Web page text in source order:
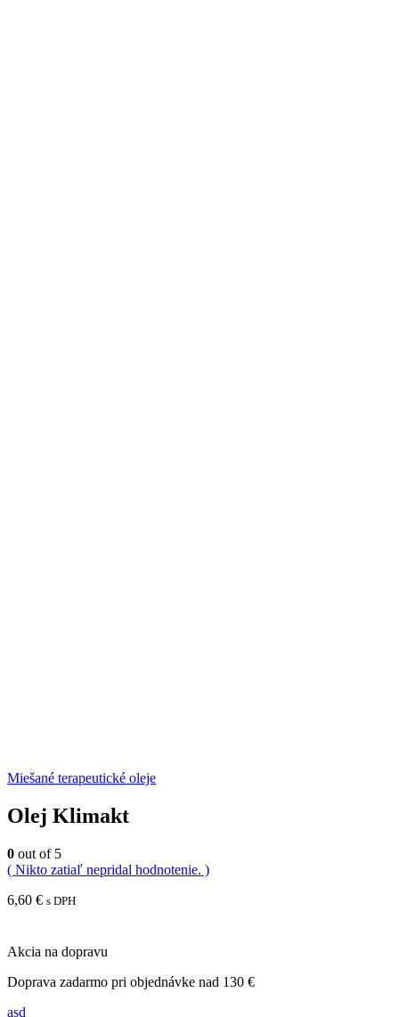
Miešané terapeutické oleje
Olej Klimakt
0 out of 5
( Nikto zatiaľ nepridal hodnotenie. )
6,60 € s DPH
Akcia na dopravu
Doprava zadarmo pri objednávke nad 130 €
asd